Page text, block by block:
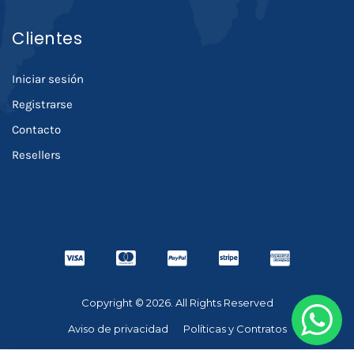
Clientes
Iniciar sesión
Registrarse
Contacto
Resellers
Copyright © 2026. All Rights Reserved
Aviso de privacidad Políticas y Contratos